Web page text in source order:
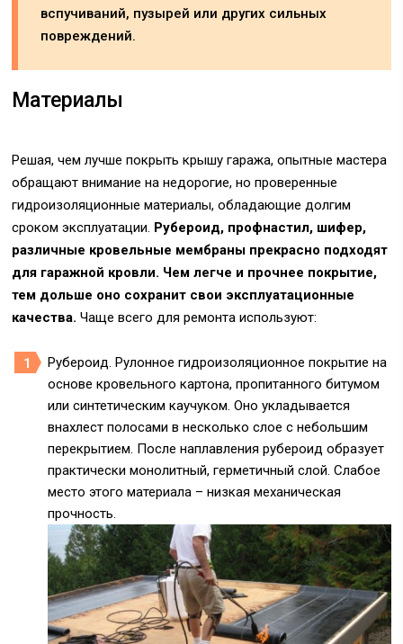
вспучиваний, пузырей или других сильных
повреждений.
Материалы
Решая, чем лучше покрыть крышу гаража, опытные мастера
обращают внимание на недорогие, но проверенные
гидроизоляционные материалы, обладающие долгим
сроком эксплуатации. Рубероид, профнастил, шифер,
различные кровельные мембраны прекрасно подходят
для гаражной кровли. Чем легче и прочнее покрытие,
тем дольше оно сохранит свои эксплуатационные
качества. Чаще всего для ремонта используют:
Рубероид. Рулонное гидроизоляционное покрытие на
основе кровельного картона, пропитанного битумом
или синтетическим каучуком. Оно укладывается
внахлест полосами в несколько слое с небольшим
перекрытием. После наплавления рубероид образует
практически монолитный, герметичный слой. Слабое
место этого материала – низкая механическая
прочность.